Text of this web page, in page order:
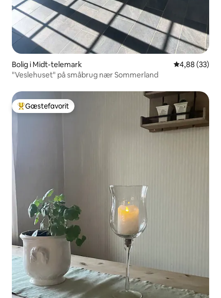
Bolig i Midt-telemark 4,88 ud af 5 i
4,88 (33)
"Veslehuset" på småbrug nær Sommerland
Bedste gæstefavorit
Gæstefavorit